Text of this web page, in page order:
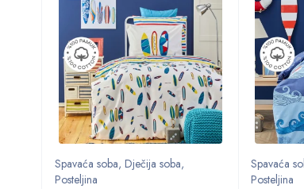
Spavaća soba, Dječija soba,
Posteljina
Spavaća
Posteljina